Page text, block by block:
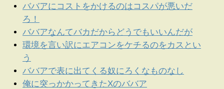
ババアにコストをかけるのはコスパが悪いだ
ろ！
ババアなんてバカだからどうでもいいんだが
環境を言い訳にエアコンをケチるのをカスとい
う
ババアで表に出てくる奴にろくなものなし
俺に突っかかってきたXのババア